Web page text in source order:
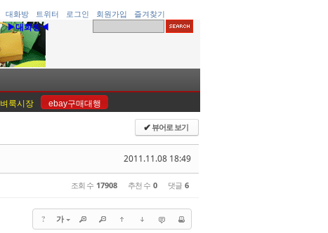
대화방 트위터 로그인 회원가입 즐겨찾기
▶대화방◀
벼룩시장 ebay구매대행
✔뷰어로 보기
2011.11.08 18:49
조회 수 17908 추천 수 0 댓글 6
? 가